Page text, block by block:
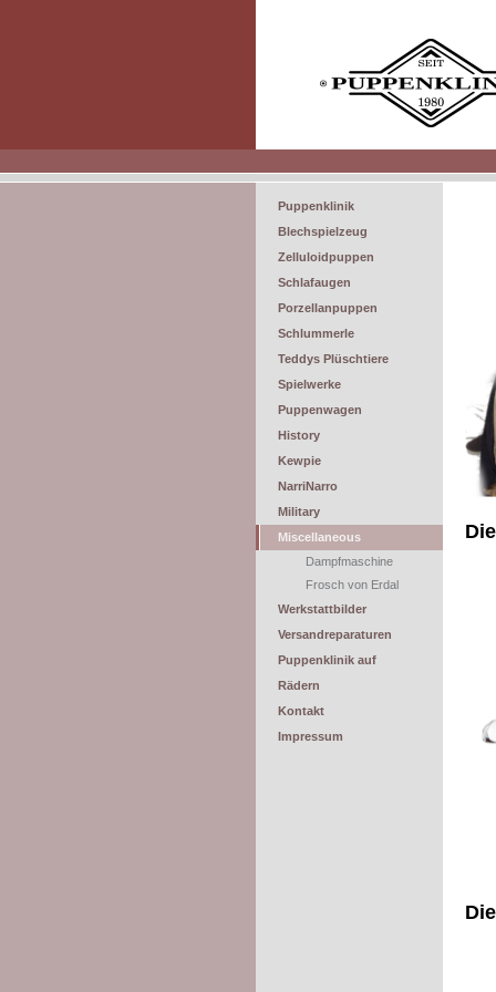
Puppenklinik
Blechspielzeug
Zelluloidpuppen
Schlafaugen
Porzellanpuppen
Schlummerle
Teddys Plüschtiere
Spielwerke
Puppenwagen
History
Kewpie
NarriNarro
Military
Miscellaneous
Dampfmaschine
Frosch von Erdal
Werkstattbilder
Versandreparaturen
Puppenklinik auf
Rädern
Kontakt
Impressum